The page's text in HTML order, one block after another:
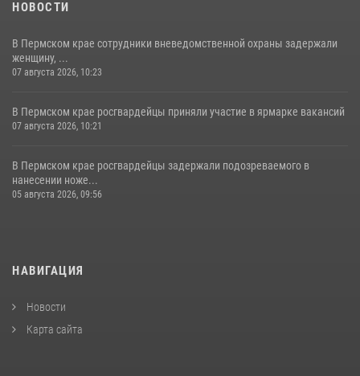
НОВОСТИ
В Пермском крае сотрудники вневедомственной охраны задержали
женщину, ...
07 августа 2026, 10:23
В Пермском крае росгвардейцы приняли участие в ярмарке вакансий
07 августа 2026, 10:21
В Пермском крае росгвардейцы задержали подозреваемого в
нанесении ноже...
05 августа 2026, 09:56
НАВИГАЦИЯ
Новости
Карта сайта